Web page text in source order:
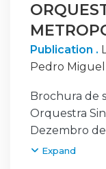
Publication .
Pedro Miguel
Brochura de
Orquestra
Dezembro de
LUÍSA TODI
Expand